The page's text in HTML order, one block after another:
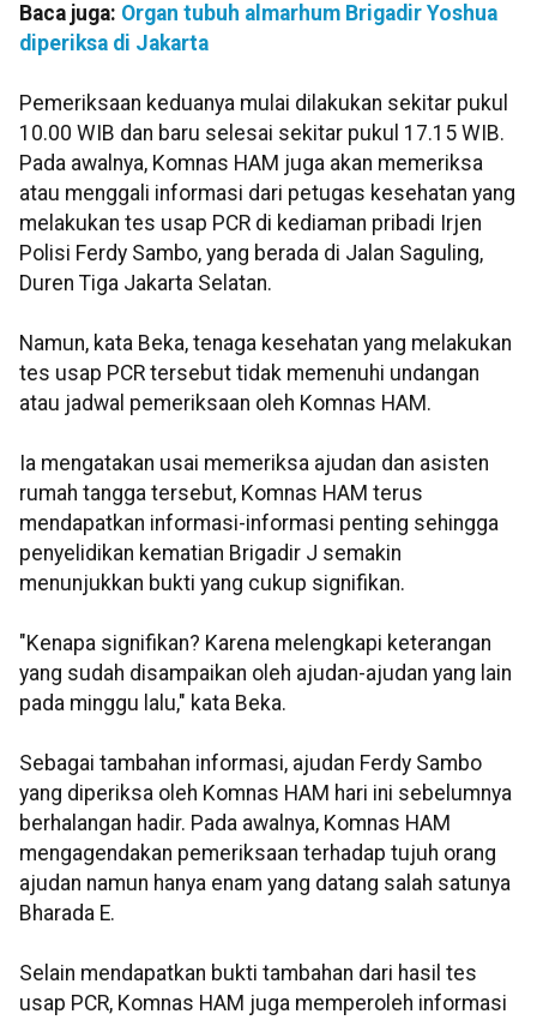
Baca juga: Organ tubuh almarhum Brigadir Yoshua
diperiksa di Jakarta
Pemeriksaan keduanya mulai dilakukan sekitar pukul
10.00 WIB dan baru selesai sekitar pukul 17.15 WIB.
Pada awalnya, Komnas HAM juga akan memeriksa
atau menggali informasi dari petugas kesehatan yang
melakukan tes usap PCR di kediaman pribadi Irjen
Polisi Ferdy Sambo, yang berada di Jalan Saguling,
Duren Tiga Jakarta Selatan.
Namun, kata Beka, tenaga kesehatan yang melakukan
tes usap PCR tersebut tidak memenuhi undangan
atau jadwal pemeriksaan oleh Komnas HAM.
Ia mengatakan usai memeriksa ajudan dan asisten
rumah tangga tersebut, Komnas HAM terus
mendapatkan informasi-informasi penting sehingga
penyelidikan kematian Brigadir J semakin
menunjukkan bukti yang cukup signifikan.
"Kenapa signifikan? Karena melengkapi keterangan
yang sudah disampaikan oleh ajudan-ajudan yang lain
pada minggu lalu," kata Beka.
Sebagai tambahan informasi, ajudan Ferdy Sambo
yang diperiksa oleh Komnas HAM hari ini sebelumnya
berhalangan hadir. Pada awalnya, Komnas HAM
mengagendakan pemeriksaan terhadap tujuh orang
ajudan namun hanya enam yang datang salah satunya
Bharada E.
Selain mendapatkan bukti tambahan dari hasil tes
usap PCR, Komnas HAM juga memperoleh informasi